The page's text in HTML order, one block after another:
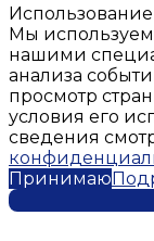
Мы
нашими
анализа
просмотр
условия его
сведения
Принимаю